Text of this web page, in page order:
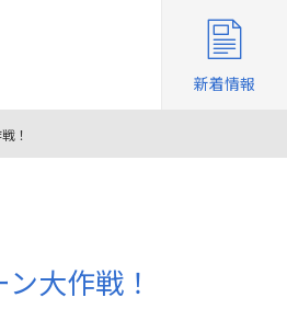
新着情報
！
大作戦！